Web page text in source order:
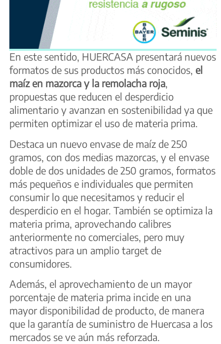
En este sentido, HUERCASA presentará nuevos
formatos de sus productos más conocidos, el
maíz en mazorca y la remolacha roja,
propuestas que reducen el desperdicio
alimentario y avanzan en sostenibilidad ya que
permiten optimizar el uso de materia prima.
Destaca un nuevo envase de maíz de 250
gramos, con dos medias mazorcas, y el envase
doble de dos unidades de 250 gramos, formatos
más pequeños e individuales que permiten
consumir lo que necesitamos y reducir el
desperdicio en el hogar. También se optimiza la
materia prima, aprovechando calibres
anteriormente no comerciales, pero muy
atractivos para un amplio target de
consumidores.
Además, el aprovechamiento de un mayor
porcentaje de materia prima incide en una
mayor disponibilidad de producto, de manera
que la garantía de suministro de Huercasa a los
mercados se ve aún más reforzada.